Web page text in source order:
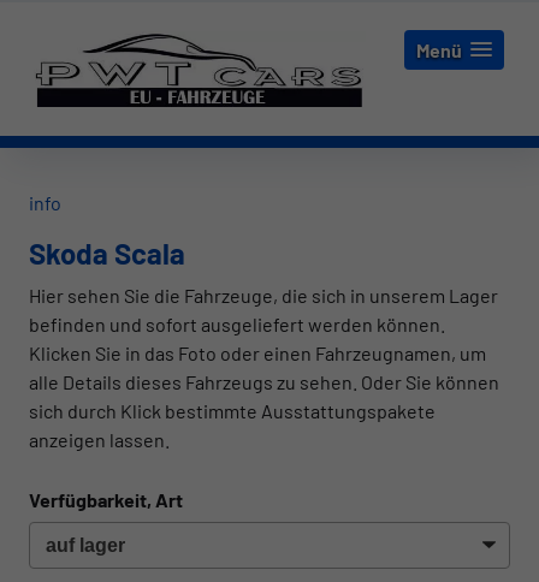
Menü
info
Skoda Scala
Hier sehen Sie die Fahrzeuge, die sich in unserem Lager
befinden und sofort ausgeliefert werden können.
Klicken Sie in das Foto oder einen Fahrzeugnamen, um
alle Details dieses Fahrzeugs zu sehen. Oder Sie können
sich durch Klick bestimmte Ausstattungspakete
anzeigen lassen.
Verfügbarkeit, Art